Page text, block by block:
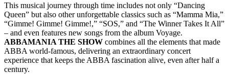
This musical journey through time includes not only “Dancing
Queen” but also other unforgettable classics such as “Mamma Mia,”
“Gimme! Gimme! Gimme!,” “SOS,” and “The Winner Takes It All”
– and even features new songs from the album Voyage.
ABBAMANIA THE SHOW combines all the elements that made
ABBA world-famous, delivering an extraordinary concert
experience that keeps the ABBA fascination alive, even after half a
century.